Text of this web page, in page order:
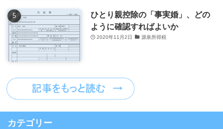
ひとり親控除の「事実婚」、どの
ように確認すればよいか
2020年11月2日 源泉所得税
カテゴリー